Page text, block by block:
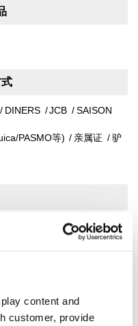
content and
customer, provide
DINERS JCB SAISON
PASMO等) 亲属证
驴
安全检查之前